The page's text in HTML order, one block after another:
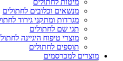
מיטות לחתולים
מנשאים וכלובים לחתולים
מגרדות ומתקני גירוד
תגי שם לחתולים
מוצרי טיפוח היגיינה
תוספים לחתולים
מוצרים למכרסמים